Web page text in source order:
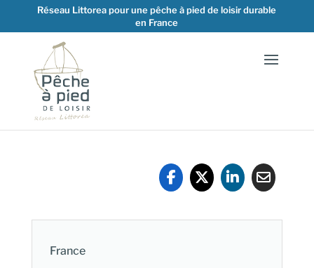
Réseau Littorea pour une pêche à pied de loisir durable
en France
France